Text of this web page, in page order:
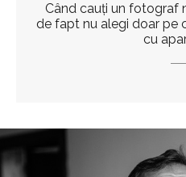
Când cauți un fotograf
de fapt nu alegi doar pe
cu